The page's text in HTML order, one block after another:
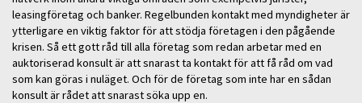
leasingföretag och banker. Regelbunden kontakt med myndigheter är
ytterligare en viktig faktor för att stödja företagen i den pågående
krisen. Så ett gott råd till alla företag som redan arbetar med en
auktoriserad konsult är att snarast ta kontakt för att få råd om vad
som kan göras i nuläget. Och för de företag som inte har en sådan
konsult är rådet att snarast söka upp en.